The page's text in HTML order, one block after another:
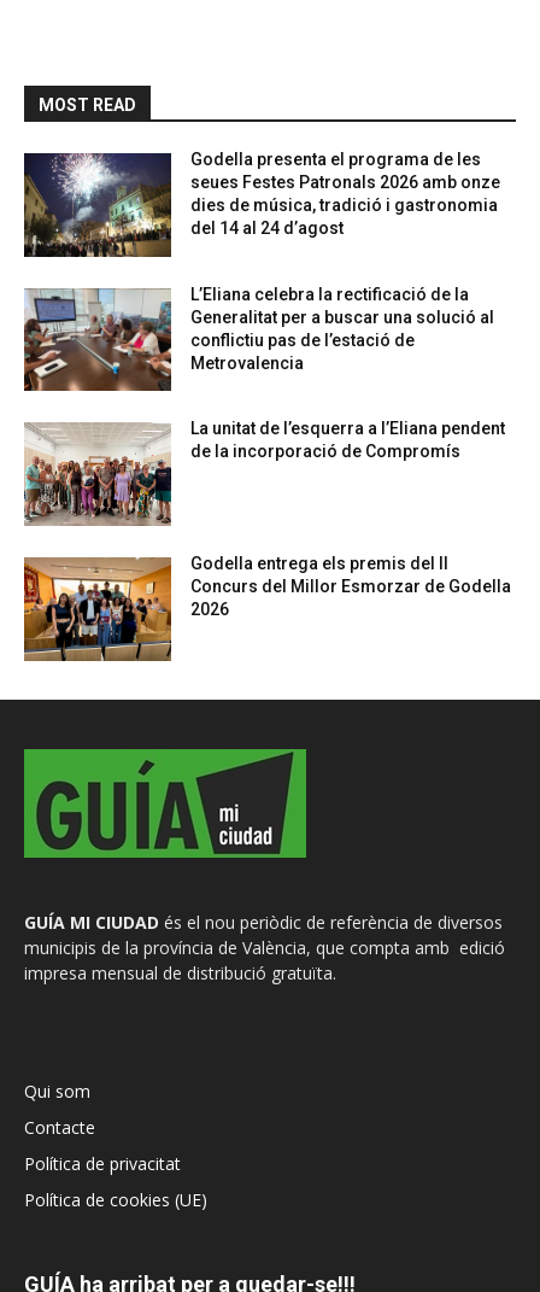
MOST READ
Godella presenta el programa de les
seues Festes Patronals 2026 amb onze
dies de música, tradició i gastronomia
del 14 al 24 d’agost
L’Eliana celebra la rectificació de la
Generalitat per a buscar una solució al
conflictiu pas de l’estació de
Metrovalencia
La unitat de l’esquerra a l’Eliana pendent
de la incorporació de Compromís
Godella entrega els premis del II
Concurs del Millor Esmorzar de Godella
2026
GUÍA MI CIUDAD és el nou periòdic de referència de diversos
municipis de la província de València, que compta amb edició
impresa mensual de distribució gratuïta.
Qui som
Contacte
Política de privacitat
Política de cookies (UE)
GUÍA ha arribat per a quedar-se!!!